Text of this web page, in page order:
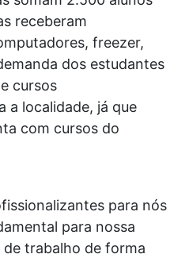
receberam
freezer,
dos estudantes
cursos
a localidade, já que
com cursos do
para nós
para nossa
trabalho de forma